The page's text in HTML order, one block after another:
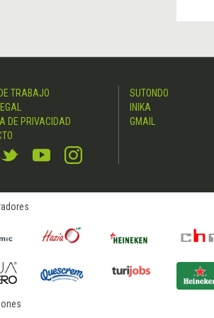
TRABAJO
DE PRIVACIDAD
SUTONDO
INIKA
GMAIL